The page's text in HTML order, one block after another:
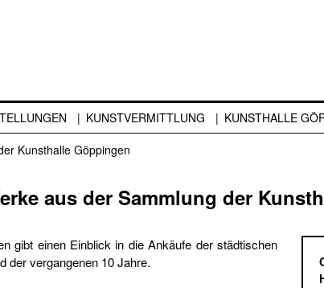
KUNSTVERMITTLUNG KUNSTHALLE
Kunsthalle Göppingen
aus der Sammlung der
gibt einen Einblick in die Ankäufe der städtischen
der vergangenen 10 Jahre.